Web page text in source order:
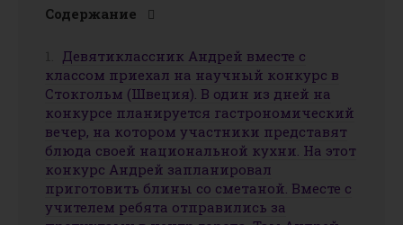
Содержание
Девятиклассник Андрей вместе с
классом приехал на научный конкурс в
Стокгольм (Швеция). В один из дней на
конкурсе планируется гастрономический
вечер, на котором участники представят
блюда своей национальной кухни. На этот
конкурс Андрей запланировал
приготовить блины со сметаной. Вместе с
учителем ребята отправились за